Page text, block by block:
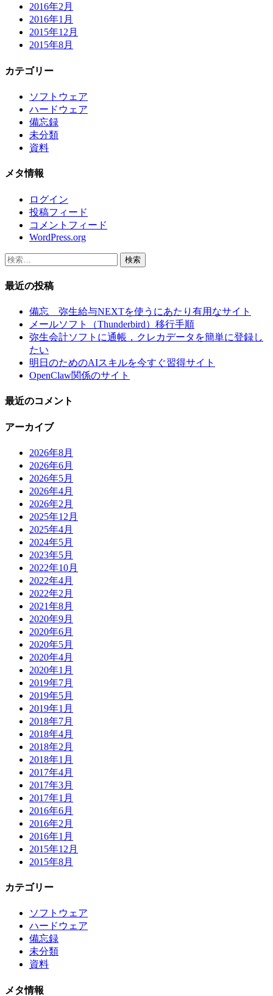
2016年2月
2016年1月
2015年12月
2015年8月
カテゴリー
ソフトウェア
ハードウェア
備忘録
未分類
資料
メタ情報
ログイン
投稿フィード
コメントフィード
WordPress.org
検
最近の投稿
備忘 弥生給与NEXTを使うにあたり有用なサイト
メールソフト（Thunderbird）移行手順
弥生会計ソフトに通帳，クレカデータを簡単に登録し
たい
明日のためのAIスキルを今すぐ習得サイト
OpenClaw関係のサイト
最近のコメント
アーカイブ
2026年8月
2026年6月
2026年5月
2026年4月
2026年2月
2025年12月
2025年4月
2024年5月
2023年5月
2022年10月
2022年4月
2022年2月
2021年8月
2020年9月
2020年6月
2020年5月
2020年4月
2020年1月
2019年7月
2019年5月
2019年1月
2018年7月
2018年4月
2018年2月
2018年1月
2017年4月
2017年3月
2017年1月
2016年6月
2016年2月
2016年1月
2015年12月
2015年8月
カテゴリー
ソフトウェア
ハードウェア
備忘録
未分類
資料
メタ情報